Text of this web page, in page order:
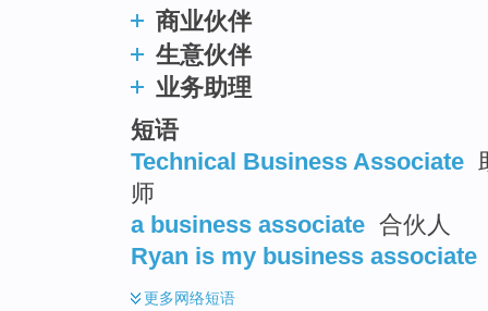
商业伙伴
生意伙伴
业务助理
短语
Technical Business Associate
师
a business associate 合伙人
Ryan is my business associate
更多网络短语